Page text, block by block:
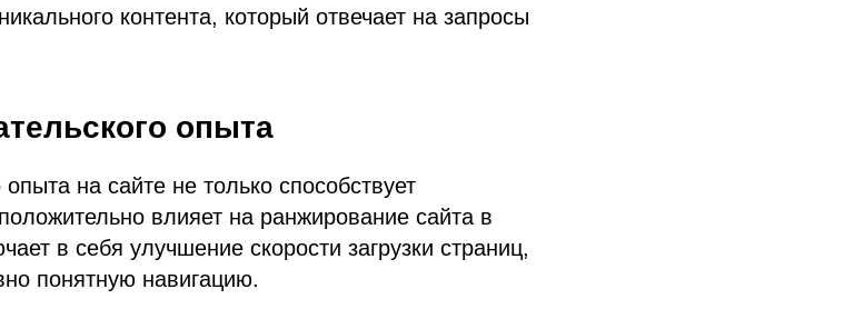
контента, который отвечает на запросы
опыта
на сайте не только способствует
влияет на ранжирование сайта в
в себя улучшение скорости загрузки страниц,
понятную навигацию.